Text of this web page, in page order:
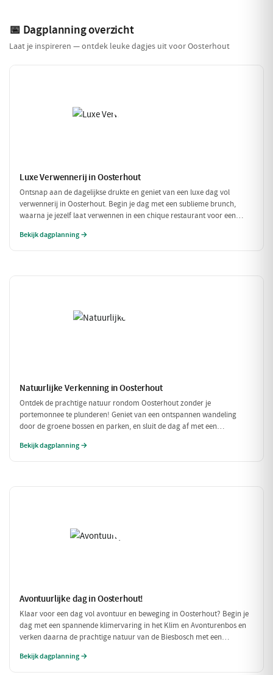
📅 Dagplanning overzicht
Laat je inspireren — ontdek leuke dagjes uit voor Oosterhout
Luxe Verwennerij in Oosterhout
Ontsnap aan de dagelijkse drukte en geniet van een luxe dag vol
verwennerij in Oosterhout. Begin je dag met een sublieme brunch,
waarna je jezelf laat verwennen in een chique restaurant voor een
weg met een bezoek aan een exclusieve wellness. Een dag om nooit te
Bekijk dagplanning →
Natuurlijke Verkenning in Oosterhout
Ontdek de prachtige natuur rondom Oosterhout zonder je
portemonnee te plunderen! Geniet van een ontspannen wandeling
door de groene bossen en parken, en sluit de dag af met een
vrienden of gezin!
Bekijk dagplanning →
Avontuurlijke dag in Oosterhout!
Klaar voor een dag vol avontuur en beweging in Oosterhout? Begin je
dag met een spannende klimervaring in het Klim en Avonturenbos en
verken daarna de prachtige natuur van de Biesbosch met een
Natuurpoortcafé BOS & Co, waar je energie krijgt voor de volgende
Bekijk dagplanning →